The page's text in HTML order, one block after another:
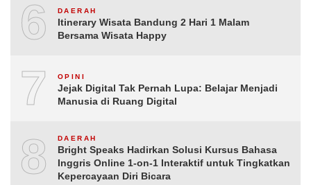
6 DAERAH
Itinerary Wisata Bandung 2 Hari 1 Malam
Bersama Wisata Happy
7 OPINI
Jejak Digital Tak Pernah Lupa: Belajar Menjadi
Manusia di Ruang Digital
8 DAERAH
Bright Speaks Hadirkan Solusi Kursus Bahasa
Inggris Online 1-on-1 Interaktif untuk Tingkatkan
Kepercayaan Diri Bicara